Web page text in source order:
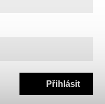
Přihlásit